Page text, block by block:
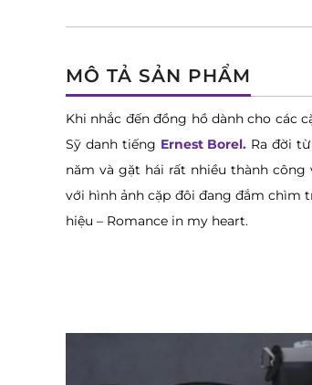
MÔ TẢ SẢN PHẨM
Khi nhắc đến đồng hồ dành cho
Sỹ danh tiếng Ernest Borel. Ra đời
năm và gặt hái rất nhiều thành
với hình ảnh cặp đôi đang đắm chìm
hiệu – Romance in my heart.